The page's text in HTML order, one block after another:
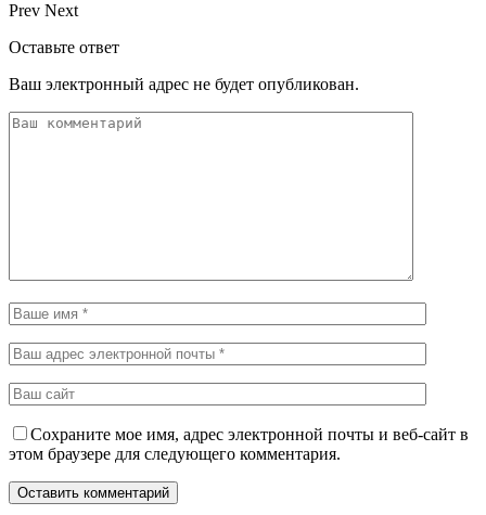
Prev Next
Оставьте ответ
Ваш электронный адрес не будет опубликован.
Сохраните мое имя, адрес электронной почты и веб-сайт в
этом браузере для следующего комментария.